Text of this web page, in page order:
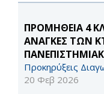
ΠΡΟΜΗΘΕΙΑ 4
ΑΝΑΓΚΕΣ ΤΩΝ
Προκηρύξεις
20 Φεβ 2026